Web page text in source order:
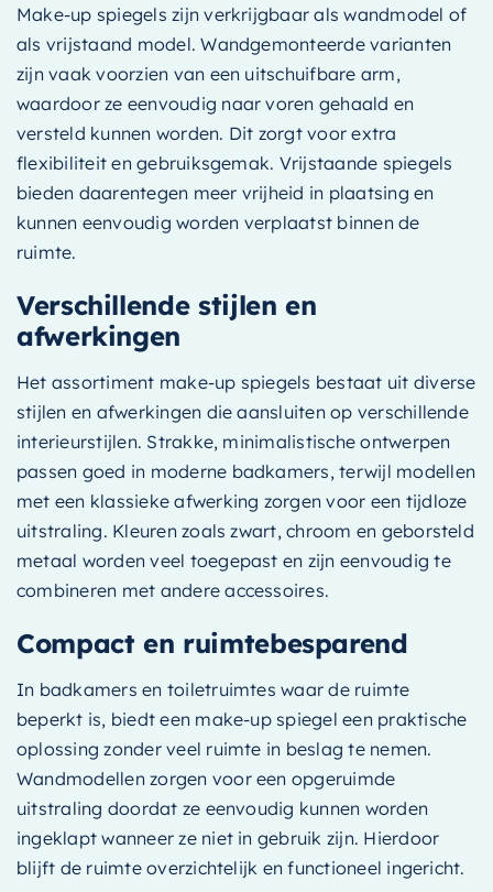
Make-up spiegels zijn verkrijgbaar als wandmodel of
als vrijstaand model. Wandgemonteerde varianten
zijn vaak voorzien van een uitschuifbare arm,
waardoor ze eenvoudig naar voren gehaald en
versteld kunnen worden. Dit zorgt voor extra
flexibiliteit en gebruiksgemak. Vrijstaande spiegels
bieden daarentegen meer vrijheid in plaatsing en
kunnen eenvoudig worden verplaatst binnen de
ruimte.
Verschillende stijlen en
afwerkingen
Het assortiment make-up spiegels bestaat uit diverse
stijlen en afwerkingen die aansluiten op verschillende
interieurstijlen. Strakke, minimalistische ontwerpen
passen goed in moderne badkamers, terwijl modellen
met een klassieke afwerking zorgen voor een tijdloze
uitstraling. Kleuren zoals zwart, chroom en geborsteld
metaal worden veel toegepast en zijn eenvoudig te
combineren met andere accessoires.
Compact en ruimtebesparend
In badkamers en toiletruimtes waar de ruimte
beperkt is, biedt een make-up spiegel een praktische
oplossing zonder veel ruimte in beslag te nemen.
Wandmodellen zorgen voor een opgeruimde
uitstraling doordat ze eenvoudig kunnen worden
ingeklapt wanneer ze niet in gebruik zijn. Hierdoor
blijft de ruimte overzichtelijk en functioneel ingericht.